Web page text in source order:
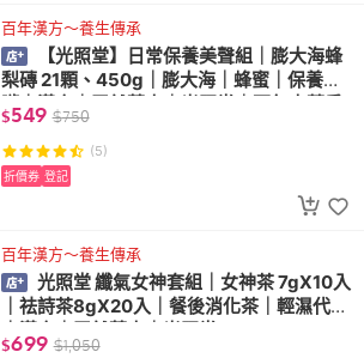
百年漢方～養生傳承
【光照堂】日常保養美聲組｜膨大海蜂
梨磚 21顆、450g｜膨大海｜蜂蜜｜保養喉
嚨｜漢方｜天然草本｜光照堂｜百年中藥房
$549 $750
(5)
折價券 登記
百年漢方～養生傳承
光照堂 纖氣女神套組｜女神茶 7gX10入
｜祛詩茶8gX20入｜餐後消化茶｜輕濕代謝
｜漢方｜天然草本｜光照堂
$699 $1,050